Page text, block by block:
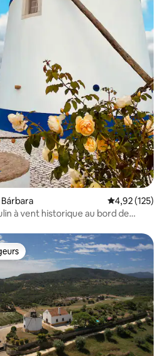
Évaluation
4,92 (125)
à vent historique au bord de